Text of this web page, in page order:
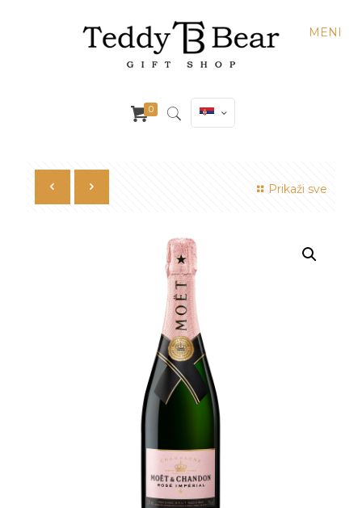
MENI
0
Prikaži sve